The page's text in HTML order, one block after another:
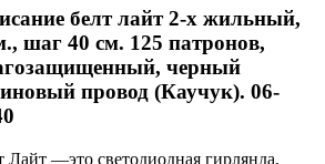
белт лайт 2-х жильный,
шаг 40 см. 125 патронов,
черный
провод (Каучук). 06-
Лайт —это светодиодная гирлянда,